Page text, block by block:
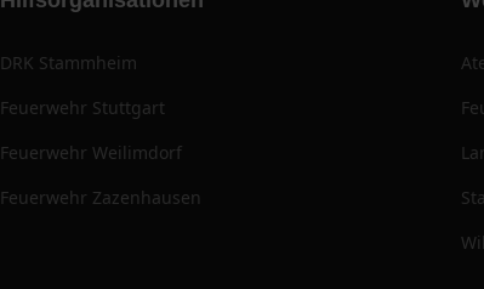
DRK Stammheim
Feuerwehr Stuttgart
Feuerwehr Weilimdorf
Feuerwehr Zazenhausen